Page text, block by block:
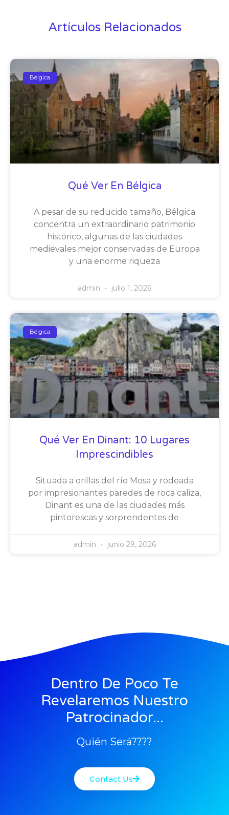
Artículos Relacionados
Bélgica
Qué Ver En Bélgica
A pesar de su reducido tamaño, Bélgica
concentra un extraordinario patrimonio
histórico, algunas de las ciudades
medievales mejor conservadas de Europa
y una enorme riqueza
admin julio 1, 2026
Bélgica
Qué Ver En Dinant: 10 Lugares
Imprescindibles
Situada a orillas del río Mosa y rodeada
por impresionantes paredes de roca caliza,
Dinant es una de las ciudades más
pintorescas y sorprendentes de
admin junio 29, 2026
Dentro De Poco Te
Revelaremos Nuestro
Patrocinador...
Quién Será????
Contact Us